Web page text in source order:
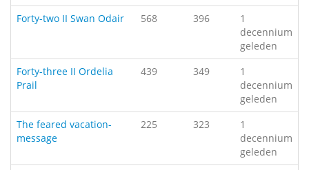
Forty-two II Swan Odair
568 396
1
decennium
geleden
Forty-three II Ordelia
Prail
439 349
1
decennium
geleden
The feared vacation-
message
225 323
1
decennium
geleden